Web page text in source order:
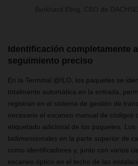
Burkhard Eling, CEO de
Identificación completamente
seguimiento preciso
En la Terminal @ILO, los paquetes se
totalmente automática en la entrada,
registran en el sistema de gestión de
necesario el escaneo manual de códigos
etiquetado adicional de los paquetes. Los
bidimensionales en la parte superior de
como identificadores y, junto con varios
escaneo óptico en el techo de las